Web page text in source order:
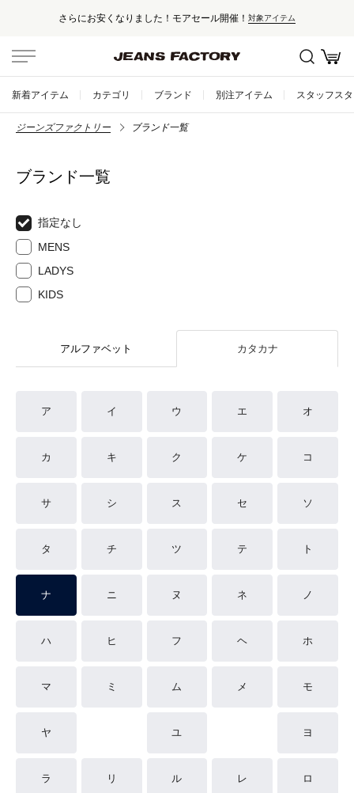
さらにお安くなりました！モアセール開催！ 対象アイテム
新着アイテム カテゴリ ブランド 別注アイテム スタッフス
ジーンズファクトリー ブランド一覧
ブランド一覧
指定なし
MENS
LADYS
KIDS
アルファベット カタカナ
ア イ ウ エ オ
カ キ ク ケ コ
サ シ ス セ ソ
タ チ ツ テ ト
ナ ニ ヌ ネ ノ
ハ ヒ フ ヘ ホ
マ ミ ム メ モ
ヤ ユ ヨ
ラ リ ル レ ロ